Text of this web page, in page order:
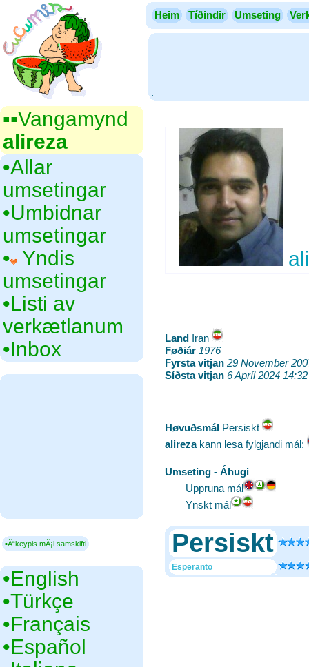
Heim Tíðindir Umseting
.
▪▪‎Vangamynd
alireza
•‎Allar
umsetingar
•‎Umbidnar
umsetingar
•‎ Yndis
umsetingar
•‎Listi av
verkætlanum
•‎Inbox
▪Ã“keypis mÃ¡l samskifti
•‎English
•‎Türkçe
•‎Français
•‎Español
Land ‎Iran
Føðiár 1976
Fyrsta vitjan 29 November
Síðsta vitjan 6 Apríl 2024 14:32
Høvuðsmál ‎Persiskt
alirezakann lesa fylgjandi mál:
Umseting - Áhugi
Uppruna mál
Ynskt mál
Persiskt
Esperanto